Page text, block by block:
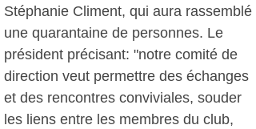
Stéphanie Climent, qui aura rassemblé
une quarantaine de personnes. Le
président précisant: "notre comité de
direction veut permettre des échanges
et des rencontres conviviales, souder
les liens entre les membres du club,